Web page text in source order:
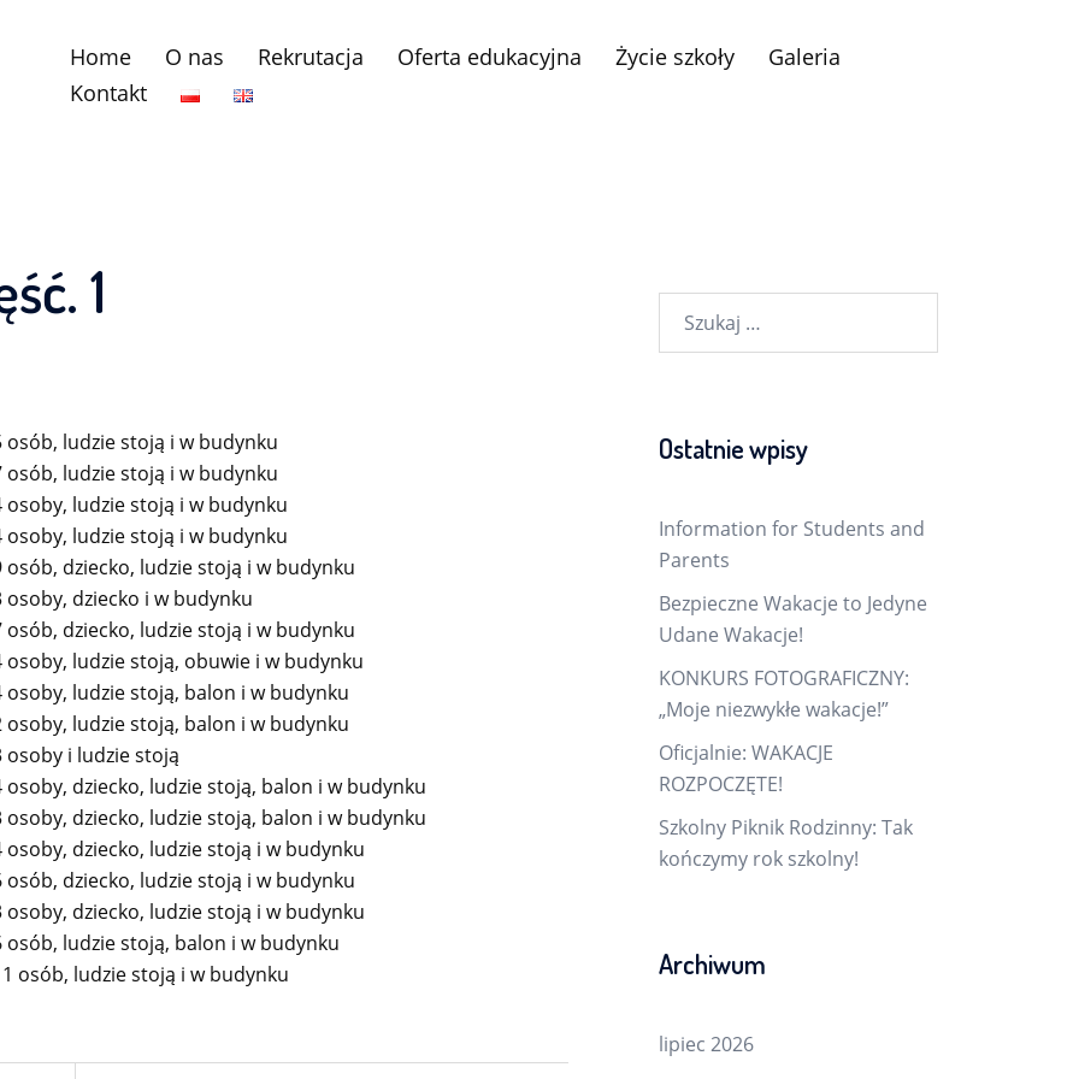
Home O nas Rekrutacja Oferta edukacyjna Życie szkoły
Galeria
Kontakt
1
Ostatnie wpisy
Information for Students and
Parents
Bezpieczne Wakacje to Jedyne
Udane Wakacje!
KONKURS FOTOGRAFICZNY:
„Moje niezwykłe wakacje!”
Oficjalnie: WAKACJE
ROZPOCZĘTE!
Szkolny Piknik Rodzinny: Tak
kończymy rok szkolny!
Archiwum
lipiec 2026